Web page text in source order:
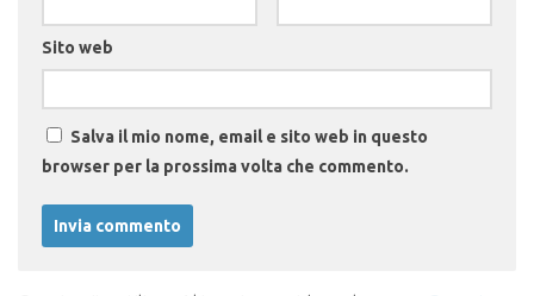
Sito web
Salva il mio nome, email e sito web in questo
browser per la prossima volta che commento.